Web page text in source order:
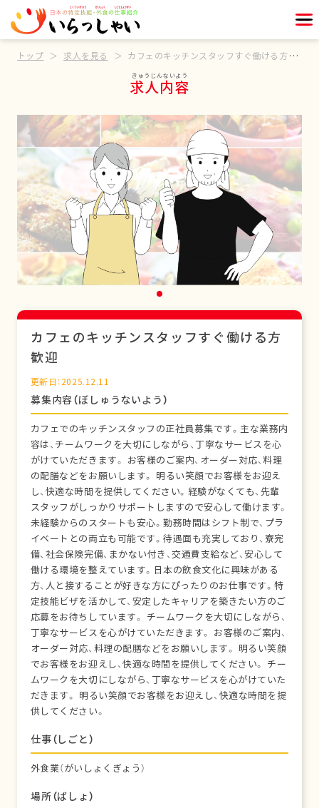
トップ 求人を見る カフェのキッチンスタッフすぐ働ける方歓迎
求人内容
カフェのキッチンスタッフすぐ働ける方
歓迎
更新日：2025.12.11
募集内容（ぼしゅうないよう）
カフェでのキッチンスタッフの正社員募集です。主な業務内
容は、チームワークを大切にしながら、丁寧なサービスを心
がけていただきます。 お客様のご案内、オーダー対応、料理
の配膳などをお願いします。 明るい笑顔でお客様をお迎え
し、快適な時間を提供してください。経験がなくても、先輩
スタッフがしっかりサポートしますので安心して働けます。
未経験からのスタートも安心。勤務時間はシフト制で、プラ
イベートとの両立も可能です。待遇面も充実しており、寮完
備、社会保険完備、まかない付き、交通費支給など、安心して
働ける環境を整えています。日本の飲食文化に興味がある
方、人と接することが好きな方にぴったりのお仕事です。特
定技能ビザを活かして、安定したキャリアを築きたい方のご
応募をお待ちしています。 チームワークを大切にしながら、
丁寧なサービスを心がけていただきます。 お客様のご案内、
オーダー対応、料理の配膳などをお願いします。 明るい笑顔
でお客様をお迎えし、快適な時間を提供してください。 チー
ムワークを大切にしながら、丁寧なサービスを心がけていた
だきます。 明るい笑顔でお客様をお迎えし、快適な時間を提
供してください。
仕事（しごと）
外食業（がいしょくぎょう）
場所（ばしょ）